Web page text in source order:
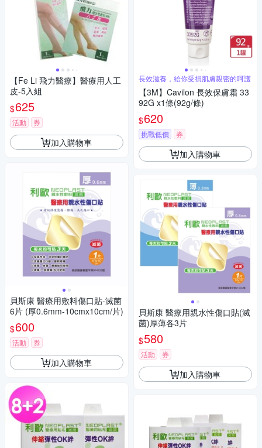
【Fe Li 飛力醫療】醫療用人工
皮-5入組
$625
活動 券
加入購物車
貝斯康 醫療用敷料傷口貼-滅菌
6片 (厚0.6mm-10cmx10cm/片)
$600
活動 券
加入購物車
長效滋養，給你受損肌膚親密的呵護
【3M】Cavilon 長效保膚霜 33
92G x1條(92g/條)
$620
挑戰低價 券
加入購物車
貝斯康 醫療用親水性傷口貼(滅
菌)厚薄各3片
$580
活動 券
加入購物車